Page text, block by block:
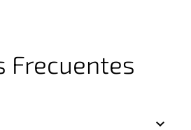
Frecuentes